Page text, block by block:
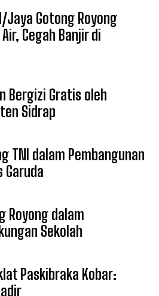
Jaya Gotong Royong
Cegah Banjir di
Bergizi Gratis oleh
Sidrap
TNI dalam Pembangunan
Royong dalam
Sekolah
Paskibraka Kobar: